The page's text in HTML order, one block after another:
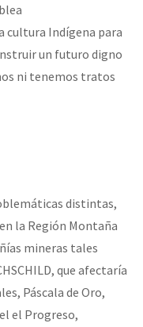
cultura Indígena para
un futuro digno
ni tenemos tratos
distintas,
la Región Montaña
mineras tales
que afectaría
Páscala de Oro,
el Progreso,